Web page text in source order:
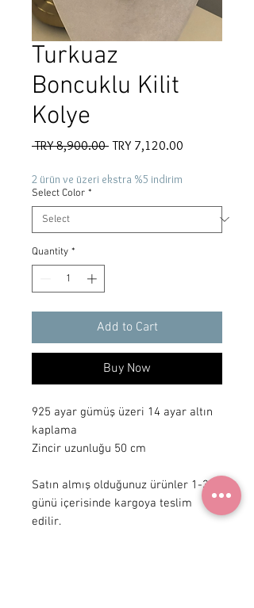
Turkuaz
Boncuklu Kilit
Kolye
TRY 8,900.00 Regular
TRY 7,120.00
2 ürün ve üzeri ekstra %5 indirim
Select Color *
Quantity *
Add to Cart
Buy Now
925 ayar gümüş üzeri 14 ayar altın
kaplama
Zincir uzunluğu 50 cm
Satın almış olduğunuz ürünler 1-3 iş
günü içerisinde kargoya teslim
edilir.